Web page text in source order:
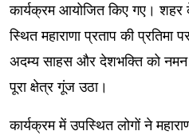
कार्यक्रम आयोजित किए गए।
स्थित महाराणा प्रताप की
अदम्य साहस और देशभक्ति को नमन
पूरा क्षेत्र गूंज उठा।
कार्यक्रम में उपस्थित लोगों ने